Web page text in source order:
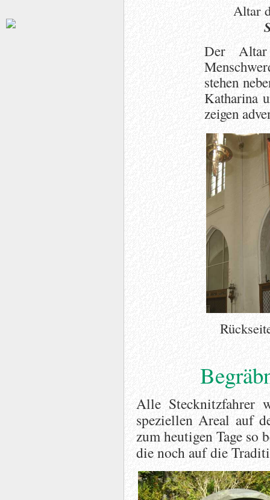
Altar
Der
stehen
Katharina
zeigen
Alle Stecknitzfahrer
speziellen Areal auf
zum heutigen Tage so
die noch auf die